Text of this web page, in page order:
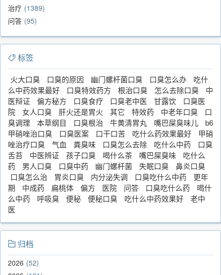
治疗 1389
问答 95
标签
火大口臭 口臭的原因 幽门螺杆菌口臭 口臭怎么办
吃什
么中药效果最好
口臭特效药方 根治口臭 怎么去除口臭
中
医辩证
偏方秘方 口臭食疗 口臭老中医 甘露饮
口臭医
院
女人口臭 肝火还是胃火 其它 特效药 中老年口臭
口
臭调理
本草纲目 口臭根治 牛黄清胃丸 嘴巴屎臭味儿
b6
甲硝唑治口臭
口臭医案 口干口苦 吃什么药效果最好
甲硝
唑治疗口臭
气血 粪臭味 口臭怎么去除 吃什么中药
口臭
舌苔
中医辨证 孩子口臭 喝什么茶 嘴巴屎臭味
吃什么
药
男人口臭 口臭中药 幽门螺杆菌 失眠口臭
鼻炎口臭
口臭怎么治
胃炎口臭 内分泌失调 口臭吃什么中药
更年
期
中成药 扁桃体 偏方 医院 问答 口臭吃什么药
喝什
么中药
呼吸臭 便秘 便秘口臭 吃什么中药效果好
老中
医
归档
2026 52